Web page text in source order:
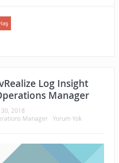
Log Insight
Manager
2018
Manager
Yorum Yok